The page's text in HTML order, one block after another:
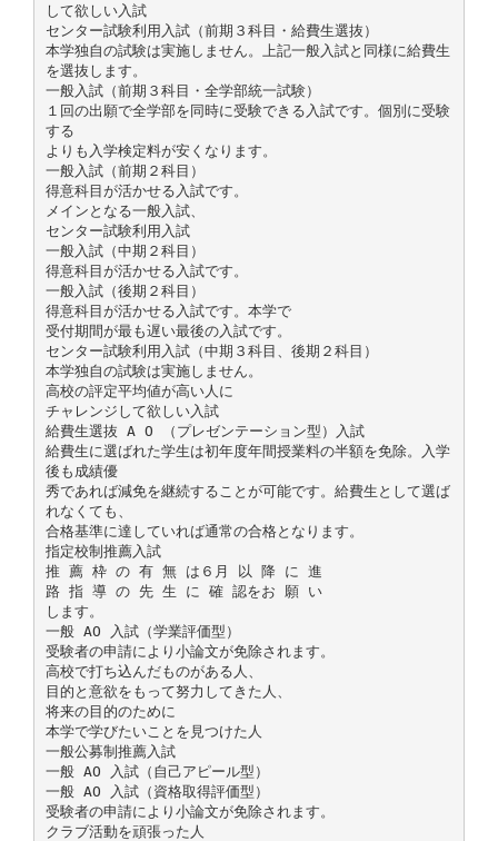
して欲しい入試
センター試験利用入試（前期３科目・給費生選抜）
本学独自の試験は実施しません。上記一般入試と同様に給費生
を選抜します。
一般入試（前期３科目・全学部統一試験）
１回の出願で全学部を同時に受験できる入試です。個別に受験
する
よりも入学検定料が安くなります。
一般入試（前期２科目）
得意科目が活かせる入試です。
メインとなる一般入試、
センター試験利用入試
一般入試（中期２科目）
得意科目が活かせる入試です。
一般入試（後期２科目）
得意科目が活かせる入試です。本学で
受付期間が最も遅い最後の入試です。
センター試験利用入試（中期３科目、後期２科目）
本学独自の試験は実施しません。
高校の評定平均値が高い人に
チャレンジして欲しい入試
給費生選抜 A O （プレゼンテーション型）入試
給費生に選ばれた学生は初年度年間授業料の半額を免除。入学
後も成績優
秀であれば減免を継続することが可能です。給費生として選ば
れなくても、
合格基準に達していれば通常の合格となります。
指定校制推薦入試
推 薦 枠 の 有 無 は６月 以 降 に 進
路 指 導 の 先 生 に 確 認をお 願 い
します。
一般 AO 入試（学業評価型）
受験者の申請により小論文が免除されます。
高校で打ち込んだものがある人、
目的と意欲をもって努力してきた人、
将来の目的のために
本学で学びたいことを見つけた人
一般公募制推薦入試
一般 AO 入試（自己アピール型）
一般 AO 入試（資格取得評価型）
受験者の申請により小論文が免除されます。
クラブ活動を頑張った人